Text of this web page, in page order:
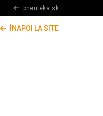
pneuteka.sk
ÎNAPOI LA SITE